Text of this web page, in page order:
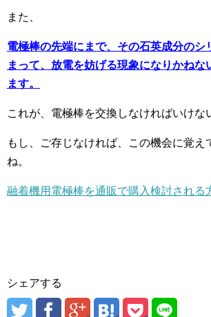
また、
電極棒の先端にまで、その石英成分のシ
まって、放電を妨げる現象になりかねな
ます。
これが、電極棒を交換しなければいけな
もし、ご存じなければ、この機会に覚え
ね。
融着機用電極棒を通販で購入検討される
シェアする